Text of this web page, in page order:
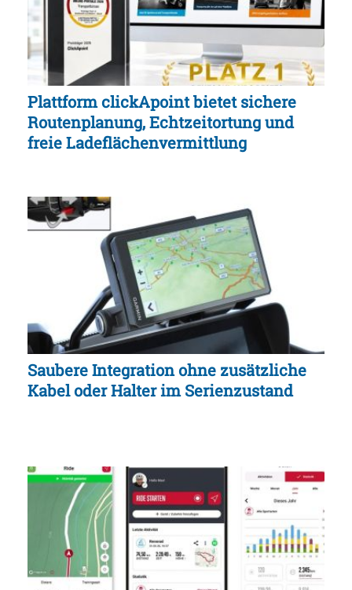
Plattform clickApoint bietet sichere
Routenplanung, Echtzeitortung und
freie Ladeflächenvermittlung
Saubere Integration ohne zusätzliche
Kabel oder Halter im Serienzustand